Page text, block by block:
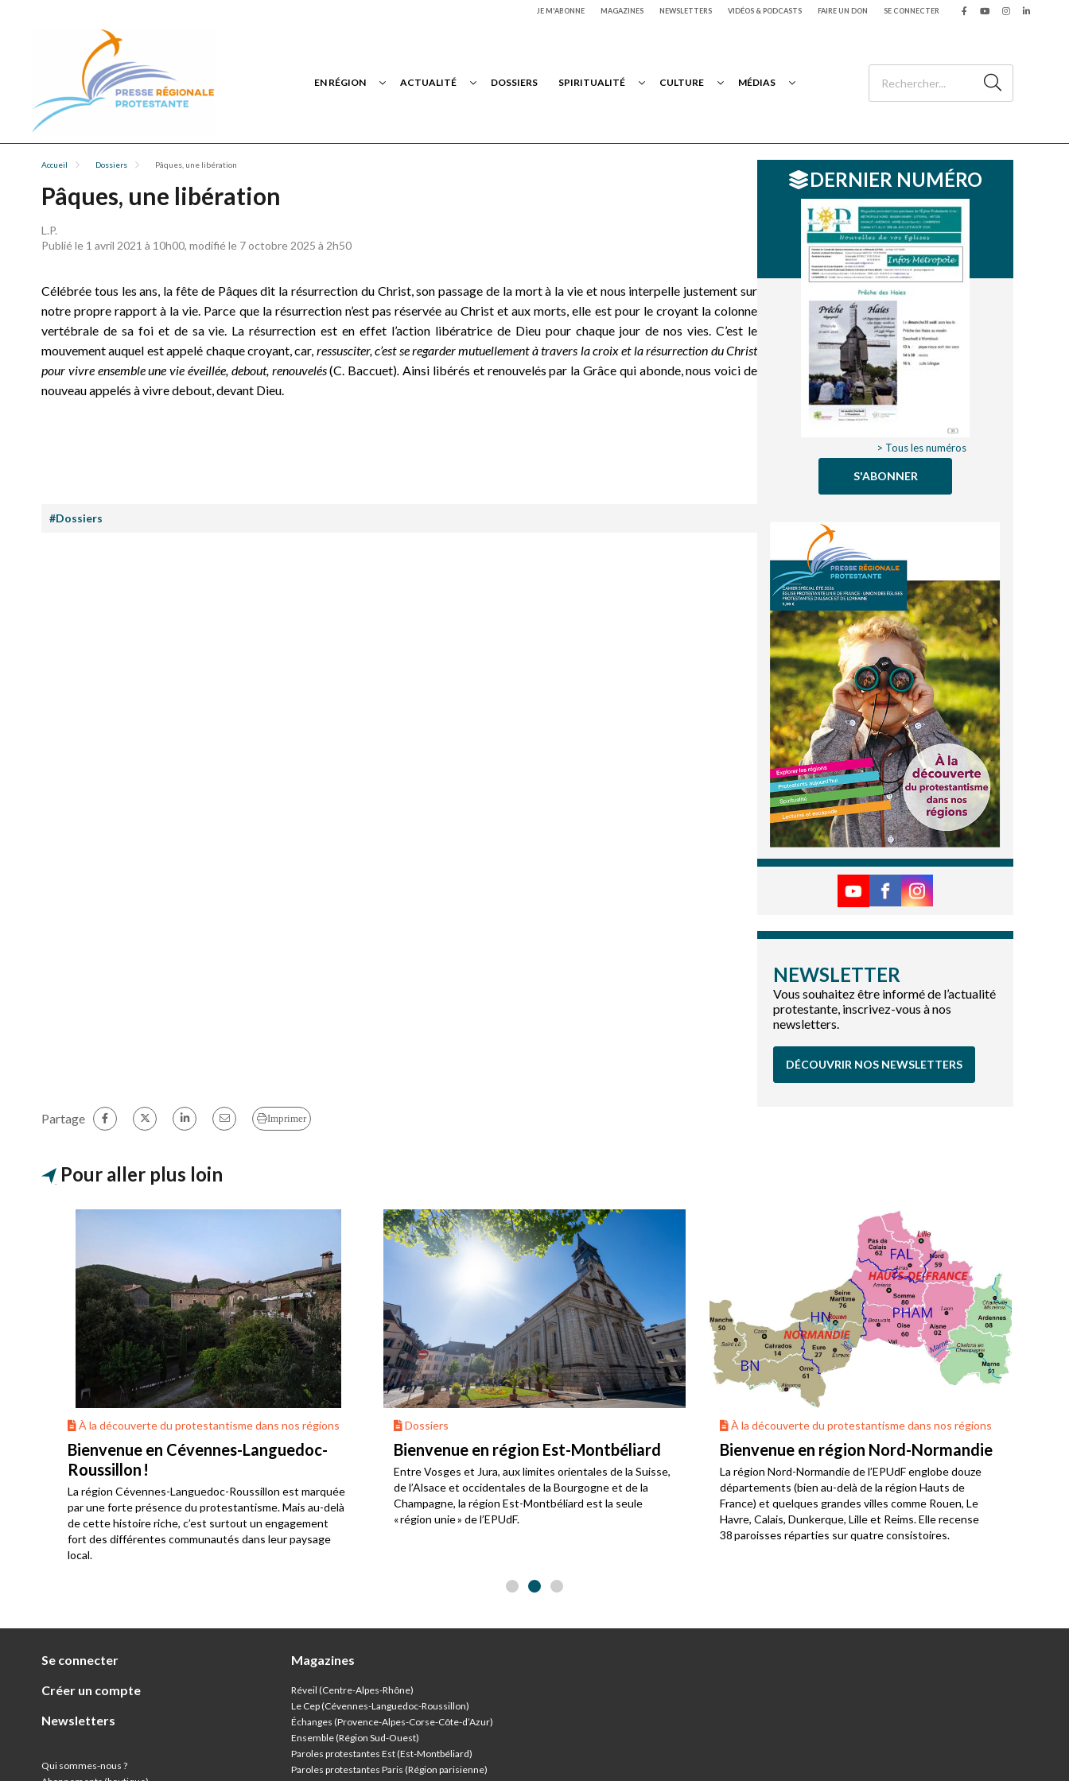
JE M'ABONNE MAGAZINES NEWSLETTERS VIDÉOS & PODCASTS FAIRE UN DON SE CONNECTER
EN RÉGION ACTUALITÉ DOSSIERS SPIRITUALITÉ CULTURE MÉDIAS
Accueil Dossiers Pâques, une libération
Pâques, une libération
L.P.
Publié le 1 avril 2021 à 10h00, modifié le 7 octobre 2025 à 2h50
Célébrée tous les ans, la fête de Pâques dit la résurrection du Christ, son passage de la mort à la vie et nous interpelle justement sur
notre propre rapport à la vie. Parce que la résurrection n’est pas réservée au Christ et aux morts, elle est pour le croyant la colonne
vertébrale de sa foi et de sa vie. La résurrection est en effet l’action libératrice de Dieu pour chaque jour de nos vies. C’est le
mouvement auquel est appelé chaque croyant, car, ressusciter, c’est se regarder mutuellement à travers la croix et la résurrection du Christ
pour vivre ensemble une vie éveillée, debout, renouvelés(C. Baccuet).Ainsi libérés et renouveléspar la Grâce qui abonde, nous voici de
nouveau appelés à vivre debout, devant Dieu.
#Dossiers
DERNIER NUMÉRO
> Tous les numéros
S'ABONNER
NEWSLETTER
Vous souhaitez être informé de l’actualité
protestante, inscrivez-vous à nos
newsletters.
DÉCOUVRIR NOS NEWSLETTERS
Partage Imprimer
Pour aller plus loin
À la découverte du protestantisme dans nos régions
Bienvenue en Cévennes-Languedoc-
Roussillon !
La région Cévennes-Languedoc-Roussillon est marquée
par une forte présence du protestantisme. Mais au-delà
de cette histoire riche, c’est surtout un engagement
fort des différentes communautés dans leur paysage
local.
Dossiers
Bienvenue en région Est-Montbéliard
Entre Vosges et Jura, aux limites orientales de la Suisse,
de l’Alsace et occidentales de la Bourgogne et de la
Champagne, la région Est-Montbéliard est la seule
« région unie » de l’EPUdF.
À la découverte du protestantisme dans nos régions
Bienvenue en région Nord-Normandie
La région Nord-Normandie de l’EPUdF englobe douze
départements (bien au-delà de la région Hauts de
France) et quelques grandes villes comme Rouen, Le
Havre, Calais, Dunkerque, Lille et Reims. Elle recense
38 paroisses réparties sur quatre consistoires.
Se connecter
Créer un compte
Newsletters
Qui sommes-nous ?
Magazines
Réveil (Centre-Alpes-Rhône)
Le Cep (Cévennes-Languedoc-Roussillon)
Échanges (Provence-Alpes-Corse-Côte-d’Azur)
Ensemble (Région Sud-Ouest)
Paroles protestantes Est (Est-Montbéliard)
Paroles protestantes Paris (Région parisienne)